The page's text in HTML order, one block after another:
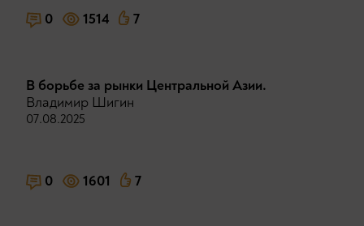
0 1514 7
В борьбе за рынки Центральной Азии.
Владимир Шигин
07.08.2025
0 1601 7